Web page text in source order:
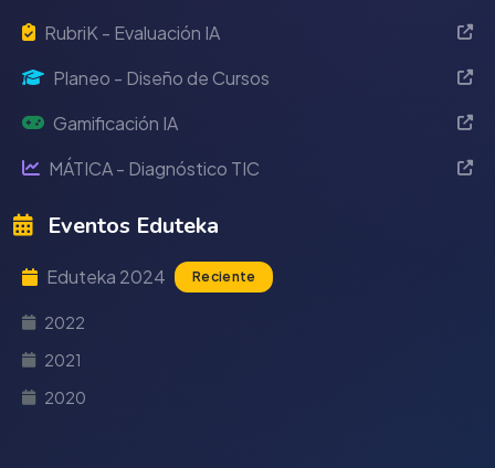
RubriK - Evaluación IA
Planeo - Diseño de Cursos
Gamificación IA
MÁTICA - Diagnóstico TIC
Eventos Eduteka
Eduteka 2024 Reciente
2022
2021
2020